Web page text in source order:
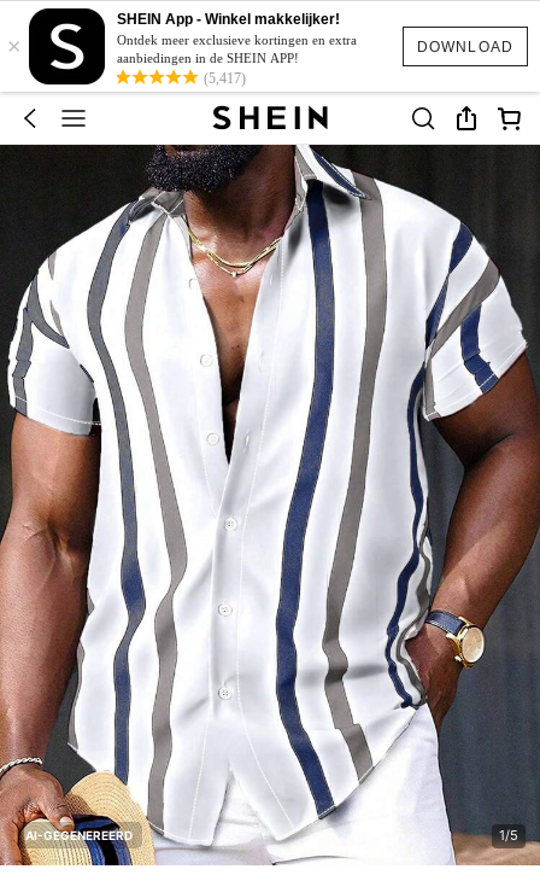
DOWNLOAD
×
SHEIN App - Winkel makkelijker!
Ontdek meer exclusieve kortingen en extra
aanbiedingen in de SHEIN APP!
(5,417)
AI-GEGENEREERD 1/5